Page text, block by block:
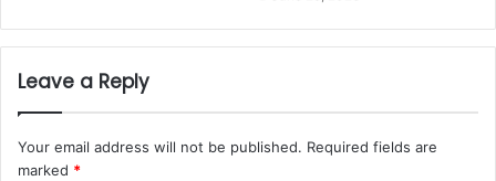
Leave a Reply
Your email address will not be published. Required fields are
marked *